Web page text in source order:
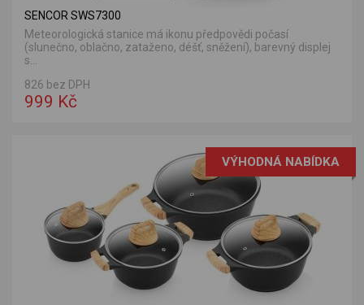
SENCOR SWS7300
Meteorologická stanice má ikonu předpovědi počasí
(slunečno, oblačno, zataženo, déšť, sněžení), barevný displej
s...
826 bez DPH
999 Kč
VÝHODNÁ NABÍDKA